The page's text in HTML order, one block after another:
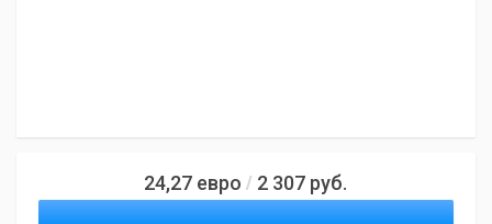
24,27 евро / 2 307 руб.